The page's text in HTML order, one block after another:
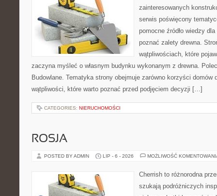
zainteresowanych
serwis poświęcony
pomocne źródło wiedzy
poznać zalety drewna.
wątpliwościach, które
zaczyna myśleć o własnym budynku wykonanym z drewna.
Budowlane. Tematyka strony obejmuje zarówno korzyści domów
wątpliwości, które warto poznać przed podjęciem decyzji […]
CATEGORIES: NIERUCHOMOŚCI
ROSJA
POSTED BY ADMIN LIP - 6 - 2026 MOŻLIWOŚĆ
Cherrish to różnorodna
szukają podróżniczych